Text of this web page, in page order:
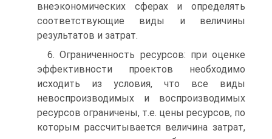
внеэкономических сферах и определять
соответствующие виды и величины
результатов и затрат.
6. Ограниченность ресурсов: при оценке
эффективности проектов необходимо
исходить из условия, что все виды
невоспроизводимых и воспроизводимых
ресурсов ограничены, т.е. цены ресурсов, по
которым рассчитывается величина затрат,